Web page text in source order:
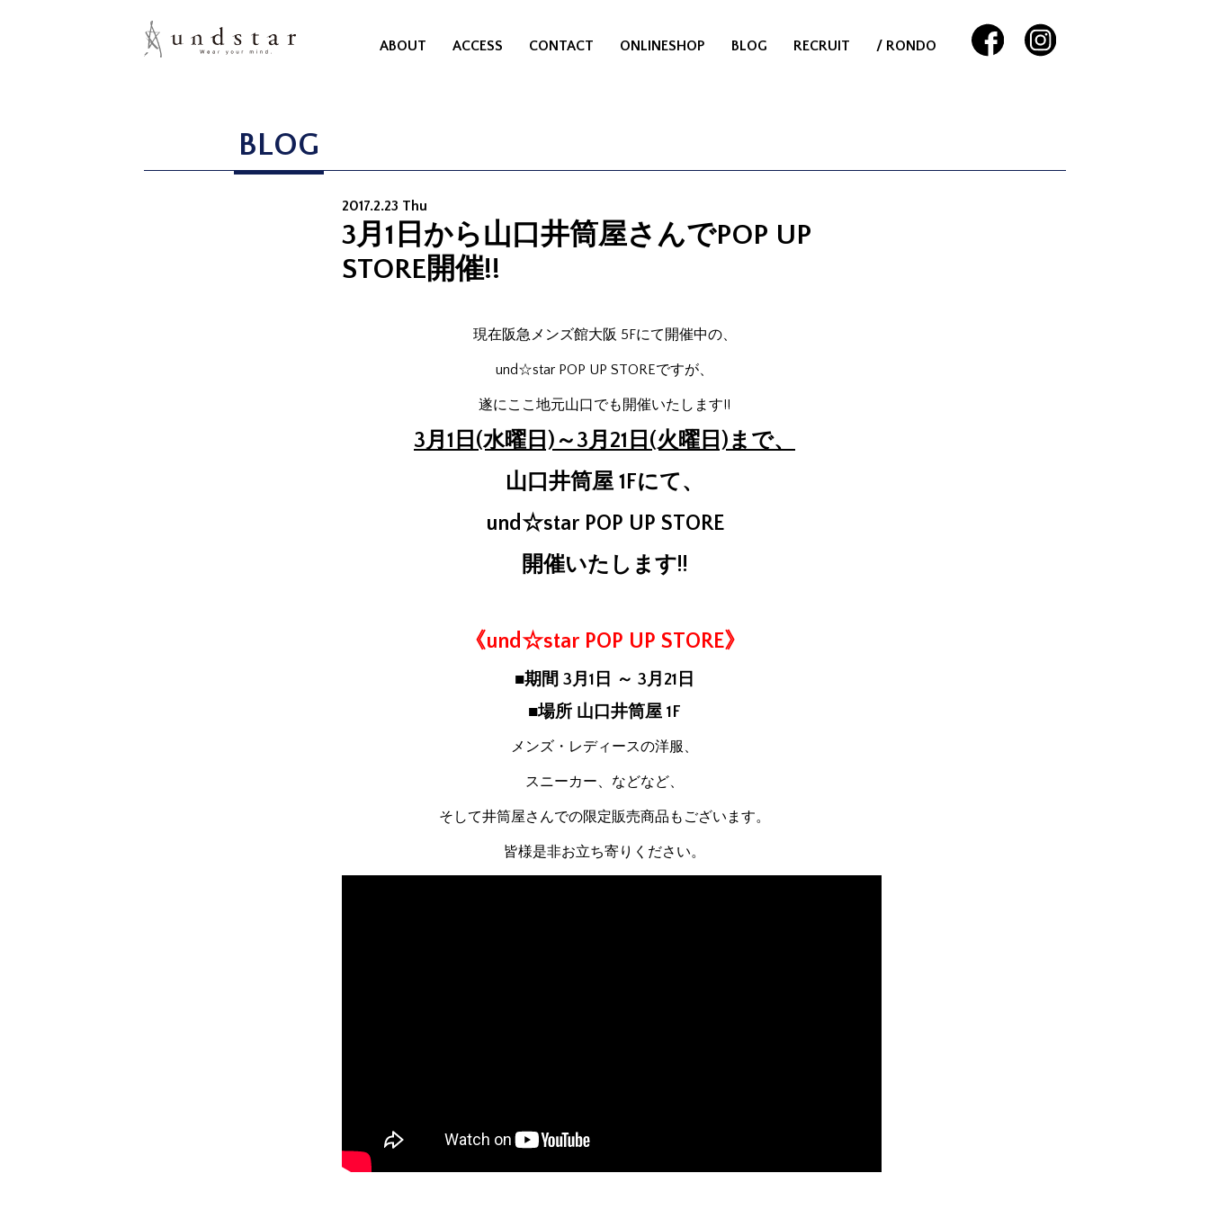
ABOUT ACCESS CONTACT ONLINESHOP BLOG RECRUIT / RONDO
BLOG
2017.2.23 Thu
3月1日から山口井筒屋さんでPOP UP
STORE開催!!
現在阪急メンズ館大阪 5Fにて開催中の、
und☆star POP UP STOREですが、
遂にここ地元山口でも開催いたします!!
3月1日(水曜日)～3月21日(火曜日)まで、
山口井筒屋 1Fにて、
und☆star POP UP STORE
開催いたします!!
《und☆star POP UP STORE》
■期間 3月1日 ～ 3月21日
■場所 山口井筒屋 1F
メンズ・レディースの洋服、
スニーカー、などなど、
そして井筒屋さんでの限定販売商品もございます。
皆様是非お立ち寄りください。